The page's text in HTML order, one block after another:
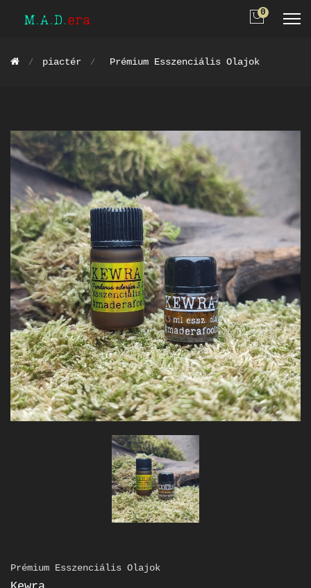
0
piactér Prémium Esszenciális Olajok
Prémium Esszenciális Olajok